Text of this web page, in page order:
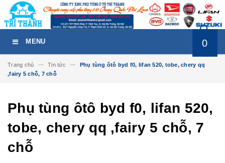
MENU 0
Trang chủ Tin tức
Phụ tùng ôtô byd f0, lifan 520, tobe, chery qq
,fairy 5 chỗ, 7 chỗ
Phụ tùng ôtô byd f0, lifan 520,
tobe, chery qq ,fairy 5 chỗ, 7
chỗ